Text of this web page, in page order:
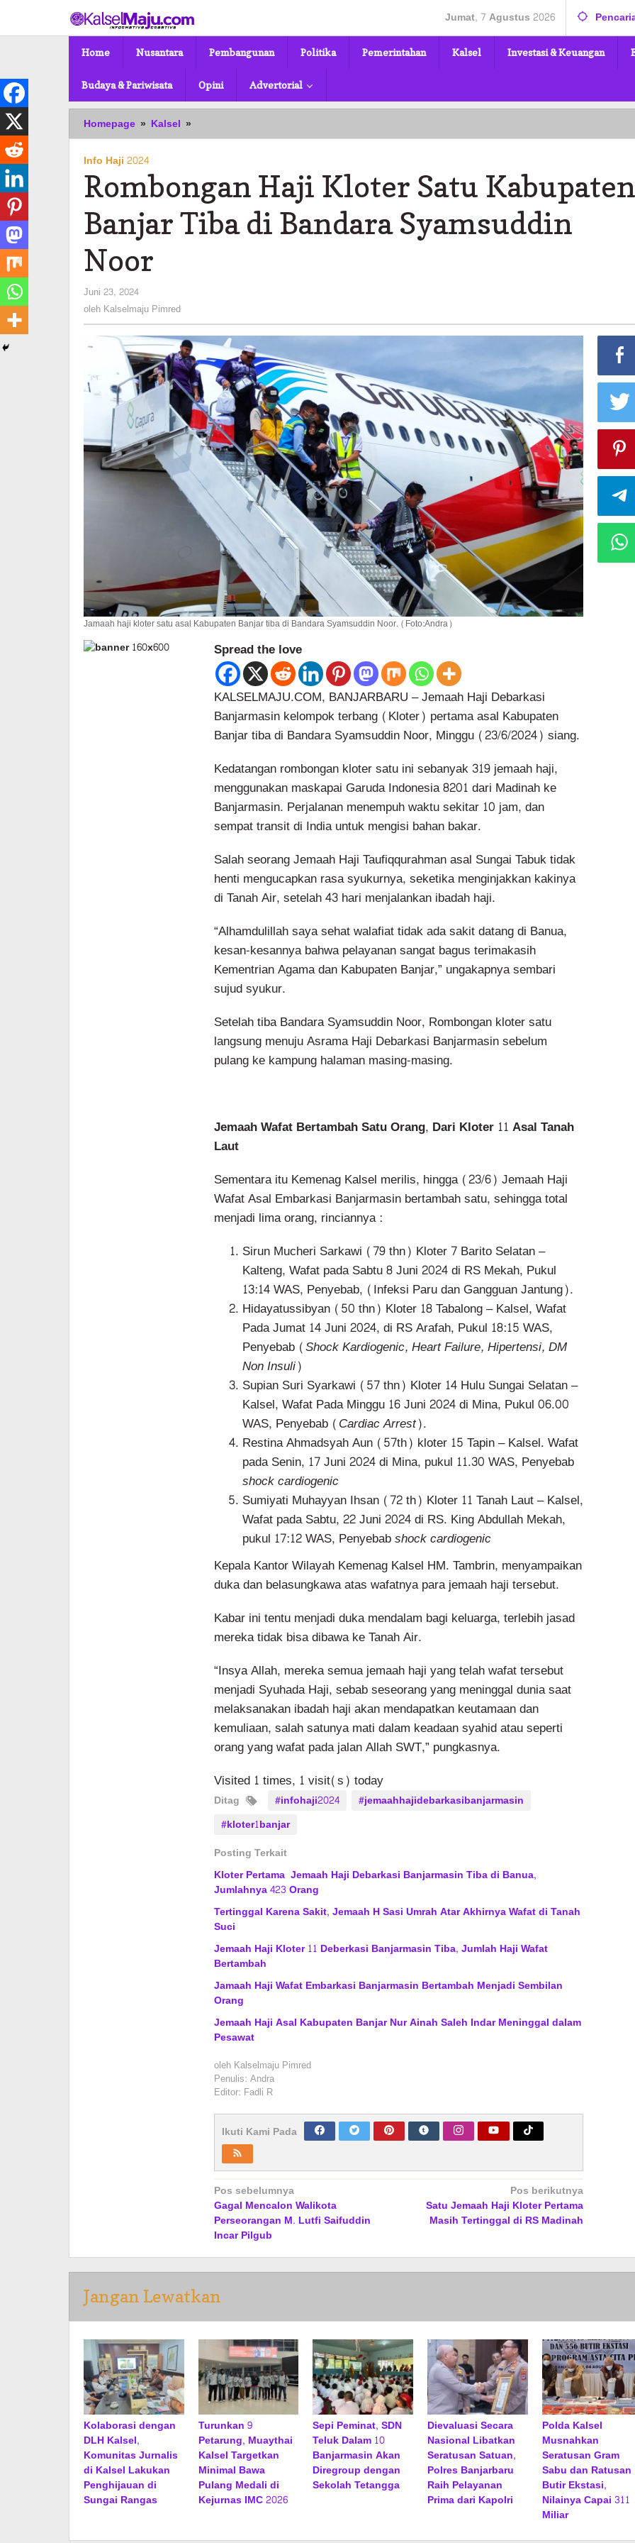
konten
Jumat, 7 Agustus 2026
Home Nusantara Pembangunan Politika Pemerintahan Kalsel Investasi & Keuangan
Budaya & Pariwisata Opini Advertorial
Homepage » Kalsel »
Haji
Kabupaten
Banjar
Tiba
di
Info Haji 2024
Rombongan Haji Kloter Satu Kabupaten
Banjar Tiba di Bandara Syamsuddin
Noor
Juni 23, 2024
Kalselmaju
Pimred
oleh Kalselmaju Pimred
Jamaah haji kloter satu asal Kabupaten Banjar tiba di Bandara Syamsuddin Noor. (Foto:Andra)
Spread the love
KALSELMAJU.COM, BANJARBARU – Jemaah Haji Debarkasi
Banjarmasin kelompok terbang (Kloter) pertama asal Kabupaten
Banjar tiba di Bandara Syamsuddin Noor, Minggu (23/6/2024) siang.
Kedatangan rombongan kloter satu ini sebanyak 319 jemaah haji,
menggunakan maskapai Garuda Indonesia 8201 dari Madinah ke
Banjarmasin. Perjalanan menempuh waktu sekitar 10 jam, dan
sempat transit di India untuk mengisi bahan bakar.
Salah seorang Jemaah Haji Taufiqqurahman asal Sungai Tabuk tidak
henti mengucapkan rasa syukurnya, seketika menginjakkan kakinya
di Tanah Air, setelah 43 hari menjalankan ibadah haji.
“Alhamdulillah saya sehat walafiat tidak ada sakit datang di Banua,
kesan-kesannya bahwa pelayanan sangat bagus terimakasih
Kementrian Agama dan Kabupaten Banjar,” ungakapnya sembari
sujud syukur.
Setelah tiba Bandara Syamsuddin Noor, Rombongan kloter satu
langsung menuju Asrama Haji Debarkasi Banjarmasin sebelum
pulang ke kampung halaman masing-masing.
Jemaah Wafat Bertambah Satu Orang, Dari Kloter 11 Asal Tanah
Laut
Sementara itu Kemenag Kalsel merilis, hingga (23/6) Jemaah Haji
Wafat Asal Embarkasi Banjarmasin bertambah satu, sehingga total
menjadi lima orang, rinciannya :
Sirun Mucheri Sarkawi (79 thn) Kloter 7 Barito Selatan –
Kalteng, Wafat pada Sabtu 8 Juni 2024 di RS Mekah, Pukul
13:14 WAS, Penyebab, (Infeksi Paru dan Gangguan Jantung).
Hidayatussibyan (50 thn) Kloter 18 Tabalong – Kalsel, Wafat
Pada Jumat 14 Juni 2024, di RS Arafah, Pukul 18:15 WAS,
Penyebab (Shock Kardiogenic, Heart Failure, Hipertensi, DM
Non Insuli)
Supian Suri Syarkawi (57 thn) Kloter 14 Hulu Sungai Selatan –
Kalsel, Wafat Pada Minggu 16 Juni 2024 di Mina, Pukul 06.00
WAS, Penyebab (Cardiac Arrest).
Restina Ahmadsyah Aun (57th) kloter 15 Tapin – Kalsel. Wafat
pada Senin, 17 Juni 2024 di Mina, pukul 11.30 WAS, Penyebab
shock cardiogenic
Sumiyati Muhayyan Ihsan (72 th) Kloter 11 Tanah Laut – Kalsel,
Wafat pada Sabtu, 22 Juni 2024 di RS. King Abdullah Mekah,
pukul 17:12 WAS, Penyebabshock cardiogenic
Kepala Kantor Wilayah Kemenag Kalsel HM. Tambrin, menyampaikan
duka dan belasungkawa atas wafatnya para jemaah haji tersebut.
Kabar ini tentu menjadi duka mendalam bagi keluarga, terlebih jasad
mereka tidak bisa dibawa ke Tanah Air.
“Insya Allah, mereka semua jemaah haji yang telah wafat tersebut
menjadi Syuhada Haji, sebab seseorang yang meninggal dunia saat
melaksanakan ibadah haji akan mendapatkan keutamaan dan
kemuliaan, salah satunya mati dalam keadaan syahid atau seperti
orang yang wafat pada jalan Allah SWT,” pungkasnya.
Visited 1 times, 1 visit(s) today
Ditag #infohaji2024
#jemaahhajidebarkasibanjarmasin
#kloter1banjar
Posting Terkait
Kloter Pertama Jemaah Haji Debarkasi Banjarmasin Tiba di Banua,
Jumlahnya 423 Orang
Tertinggal Karena Sakit, Jemaah H Sasi Umrah Atar Akhirnya Wafat di Tanah
Suci
Jemaah Haji Kloter 11 Deberkasi Banjarmasin Tiba, Jumlah Haji Wafat
Bertambah
Jamaah Haji Wafat Embarkasi Banjarmasin Bertambah Menjadi Sembilan
Orang
Jemaah Haji Asal Kabupaten Banjar Nur Ainah Saleh Indar Meninggal dalam
Pesawat
oleh Kalselmaju Pimred
Penulis: Andra
Editor: Fadli R
Ikuti Kami Pada
Navigasi
pos
Pos sebelumnya
Gagal Mencalon Walikota
Perseorangan M. Lutfi Saifuddin
Incar Pilgub
Pos berikutnya
Satu Jemaah Haji Kloter Pertama
Masih Tertinggal di RS Madinah
Jangan Lewatkan
Kolaborasi dengan
DLH Kalsel,
Komunitas Jurnalis
di Kalsel Lakukan
Penghijauan di
Sungai Rangas
Turunkan 9
Petarung, Muaythai
Kalsel Targetkan
Minimal Bawa
Pulang Medali di
Kejurnas IMC 2026
Sepi Peminat, SDN
Teluk Dalam 10
Banjarmasin Akan
Diregroup dengan
Sekolah Tetangga
Dievaluasi Secara
Nasional Libatkan
Seratusan Satuan,
Polres Banjarbaru
Raih Pelayanan
Prima dari Kapolri
Polda Kalsel
Musnahkan
Seratusan Gram
Sabu dan Ratusan
Butir Ekstasi,
Nilainya Capai 311
Miliar